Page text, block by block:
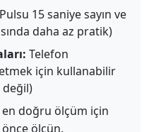
Pulsu 15 saniye sayın ve
daha az pratik)
Telefon
için kullanabilir
değil)
en doğru ölçüm için
ölçün.